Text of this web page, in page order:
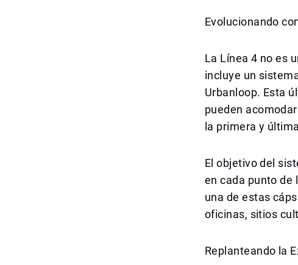
Evolucionando
La Línea 4 no es
incluye un
Urbanloop. Esta
pueden
la primera y
El objetivo del
en cada punto de
una de estas
oficinas, sitios
Replanteando la